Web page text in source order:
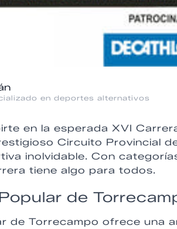
en deportes alternativos
en la esperada XVI
Circuito Provincial
inolvidable. Con
tiene algo para todos.
de
de Torrecampo ofrece una